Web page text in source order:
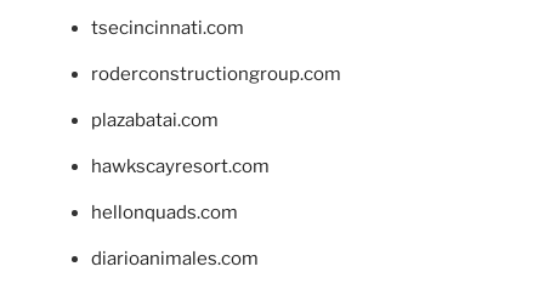
tsecincinnati.com
roderconstructiongroup.com
plazabatai.com
hawkscayresort.com
hellonquads.com
diarioanimales.com